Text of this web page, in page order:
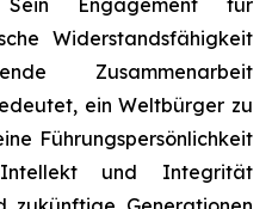
Engagement für
Widerstandsfähigkeit
Zusammenarbeit
ein Weltbürger zu
Führungspersönlichkeit
und Integrität